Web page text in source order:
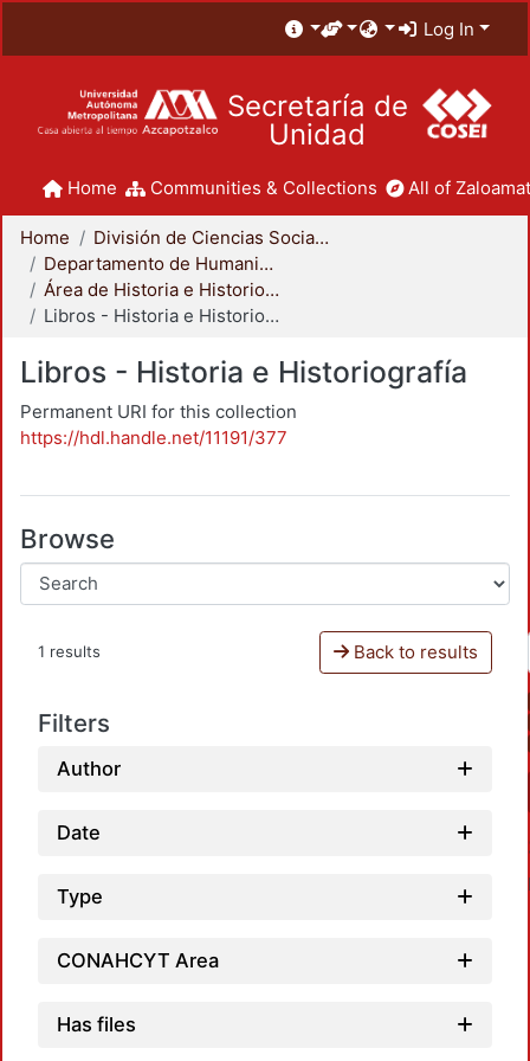
Log In
Secretaría de
Unidad
Home Communities & Collections All of
Home
División de Ciencias Sociales y Humanidades
Departamento de Humanidades
Área de Historia e Historiografía
Libros - Historia e Historiografía
Libros - Historia e Historiografía
Permanent URI for this collection
https://hdl.handle.net/11191/377
Browse
1 results Back to results
Filters
Author
Date
Type
CONAHCYT Area
Has files